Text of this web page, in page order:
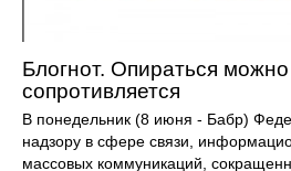
Блогнот. Опираться можно
сопротивляется
В понедельник (8 июня - Бабр)
надзору в сфере связи,
массовых коммуникаций,